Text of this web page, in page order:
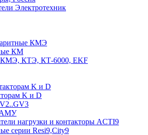
Электротехник
КМЭ
КМ
КМЭ, КТЭ, КТ-6000, EKF
K и D
K и D
нагрузки и контакторы ACTI9
серии Resi9,City9